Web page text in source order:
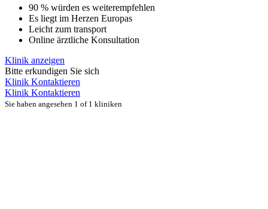
90 % würden es weiterempfehlen
Es liegt im Herzen Europas
Leicht zum transport
Online ärztliche Konsultation
Klinik anzeigen
Bitte erkundigen Sie sich
Klinik Kontaktieren
Klinik Kontaktieren
Sie haben angesehen 1 of 1 kliniken